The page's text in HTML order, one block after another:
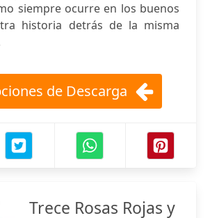
siempre ocurre en los buenos
historia detrás de la misma
de Descarga
Trece Rosas Rojas y